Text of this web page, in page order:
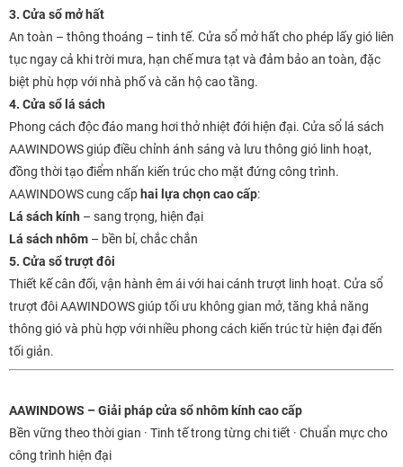
3. Cửa sổ mở hất
An toàn – thông thoáng – tinh tế. Cửa sổ mở hất cho phép lấy gió liên
tục ngay cả khi trời mưa, hạn chế mưa tạt và đảm bảo an toàn, đặc
biệt phù hợp với nhà phố và căn hộ cao tầng.
4. Cửa sổ lá sách
Phong cách độc đáo mang hơi thở nhiệt đới hiện đại. Cửa sổ lá sách
AAWINDOWS giúp điều chỉnh ánh sáng và lưu thông gió linh hoạt,
đồng thời tạo điểm nhấn kiến trúc cho mặt đứng công trình.
AAWINDOWS cung cấp hai lựa chọn cao cấp:
Lá sách kính – sang trọng, hiện đại
Lá sách nhôm – bền bỉ, chắc chắn
5. Cửa sổ trượt đôi
Thiết kế cân đối, vận hành êm ái với hai cánh trượt linh hoạt. Cửa sổ
trượt đôi AAWINDOWS giúp tối ưu không gian mở, tăng khả năng
thông gió và phù hợp với nhiều phong cách kiến trúc từ hiện đại đến
tối giản.
AAWINDOWS – Giải pháp cửa sổ nhôm kính cao cấp
Bền vững theo thời gian · Tinh tế trong từng chi tiết · Chuẩn mực cho
công trình hiện đại